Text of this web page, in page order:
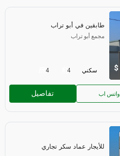
طابقين في أبو تراب
مجمع أبو تراب
4 4 سكني
تفاصيل واتس اب
للأيجار عماد سكر تجاري